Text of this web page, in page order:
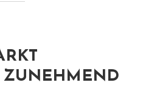
ZUNEHMEND